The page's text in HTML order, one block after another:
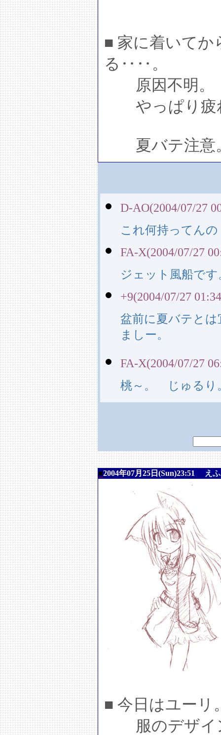
■ 家に着いて
る‥‥。
原因不明。
やっぱり疲
夏バテ注意
D-AO(2004/07/27
これ何持ってんの
FA-X(2004/07/27
ジェット風船で
+9(2004/07/27
盆前に夏バテと
ましー。
FA-X(2004/07/27
桃～。 じゅるり
■2004年07月25日(Sun)23:51 え
■ 今日はユーリ
服のデザイ